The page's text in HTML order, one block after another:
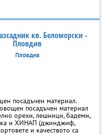
кв. Беломорски -
Пловдив
Пловдив
посадъчен материал.
посадъчен материал
орехи, лешници, бадеми,
и ХИНАП (джинджиф,
и качеството са